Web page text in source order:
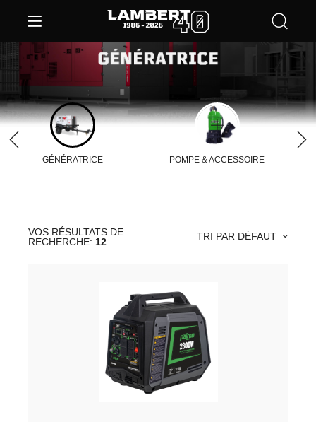
GÉNÉRATRICE POMPE & ACCESSOIRE
VOS RÉSULTATS DE
RECHERCHE: 12 TRI PAR DÉFAUT